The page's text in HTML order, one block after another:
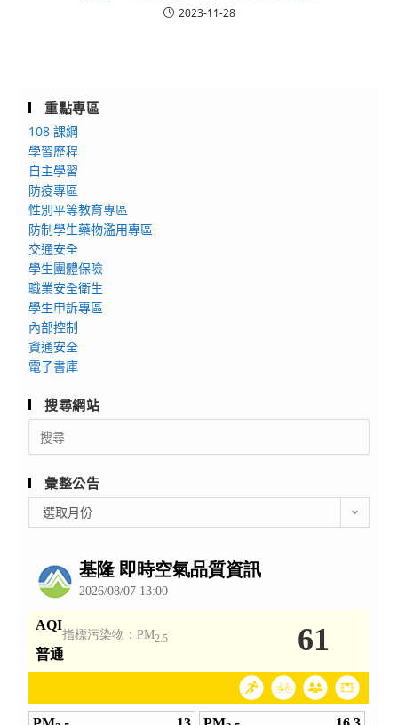
2023-11-28
重點專區
108 課綱
學習歷程
自主學習
防疫專區
性別平等教育專區
防制學生藥物濫用專區
交通安全
學生團體保險
職業安全衛生
學生申訴專區
內部控制
資通安全
電子書庫
搜尋網站
Search
for:
彙整公告
整
選取月份